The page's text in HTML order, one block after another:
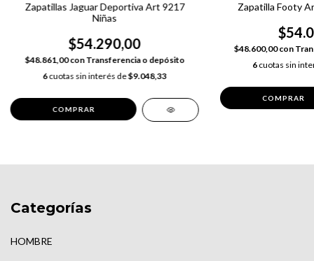
Zapatillas Jaguar Deportiva Art 9217
Niñas
$54.290,00
$48.861,00conTransferencia o depósito
6cuotas sin interés de$9.048,33
COMPRAR
Zapatilla Footy
$48.600,00con
6 cuotas sin
COMPRAR
Categorías
HOMBRE